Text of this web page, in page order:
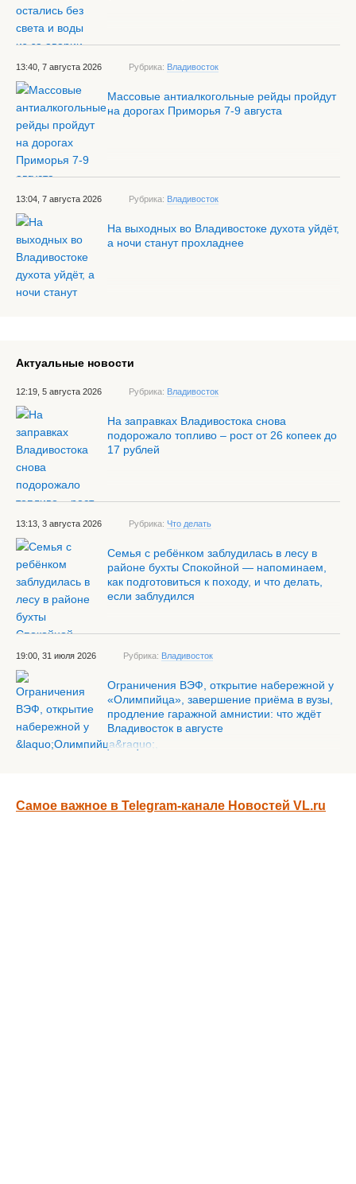
13:40, 7 августа 2026 Рубрика: Владивосток
Массовые антиалкогольные рейды пройдут
на дорогах Приморья 7-9 августа
13:04, 7 августа 2026 Рубрика: Владивосток
На выходных во Владивостоке духота уйдёт,
а ночи станут прохладнее
Актуальные новости
12:19, 5 августа 2026 Рубрика: Владивосток
На заправках Владивостока снова
подорожало топливо – рост от 26 копеек до
17 рублей
13:13, 3 августа 2026 Рубрика: Что делать
Семья с ребёнком заблудилась в лесу в
районе бухты Спокойной — напоминаем,
как подготовиться к походу, и что делать,
если заблудился
19:00, 31 июля 2026 Рубрика: Владивосток
Ограничения ВЭФ, открытие набережной у
«Олимпийца», завершение приёма в вузы,
продление гаражной амнистии: что ждёт
Владивосток в августе
Самое важное в Telegram-канале Новостей VL.ru